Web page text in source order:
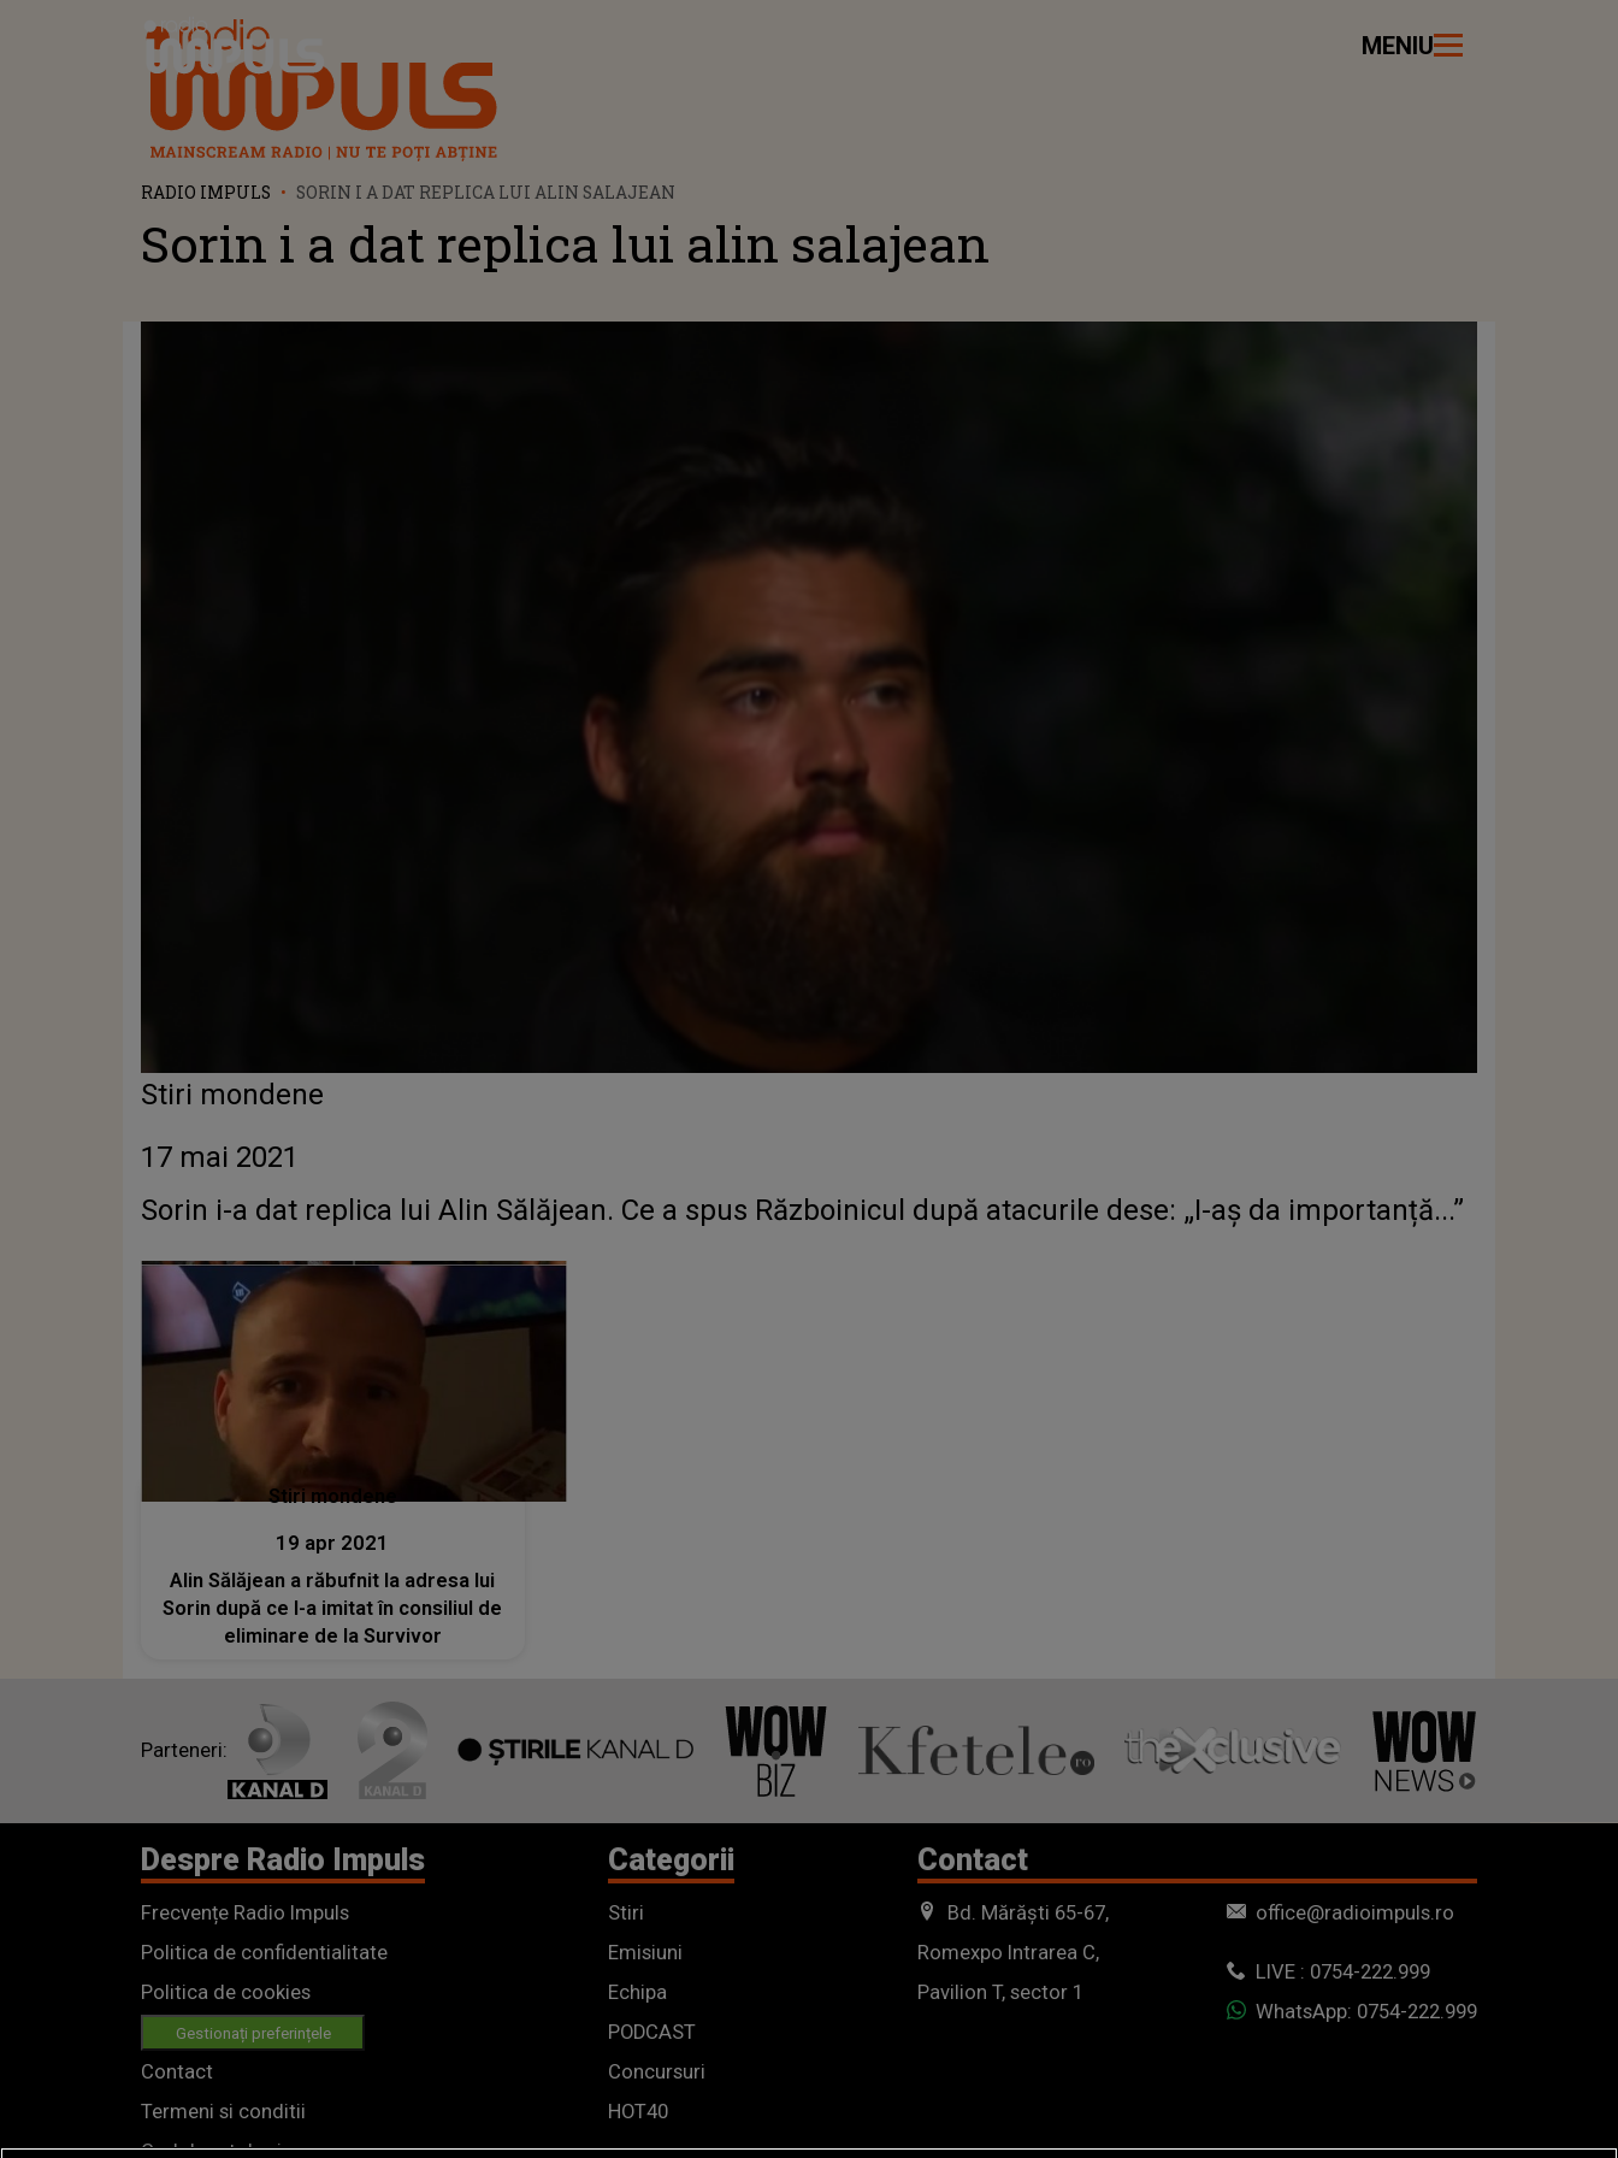
Radio Impuls MENIU
RADIO IMPULS SORIN I A DAT REPLICA LUI ALIN SALAJEAN
Sorin i a dat replica lui alin salajean
Stiri mondene
17 mai 2021
Sorin i-a dat replica lui Alin Sălăjean. Ce a spus Războinicul după atacurile dese: „I-aș da importanță...”
Stiri mondene
19 apr 2021
Alin Sălăjean a răbufnit la adresa lui
Sorin după ce l-a imitat în consiliul de
eliminare de la Survivor
Parteneri:
Despre Radio Impuls
Frecvențe Radio Impuls
Politica de confidentialitate
Politica de cookies
Gestionați preferințele
Contact
Termeni si conditii
Cod deontologic
Categorii
Stiri
Emisiuni
Echipa
PODCAST
Concursuri
HOT40
Contact
Bd. Mărăști 65-67,
Romexpo Intrarea C,
Pavilion T, sector 1
office@radioimpuls.ro
LIVE : 0754-222.999
WhatsApp: 0754-222.999